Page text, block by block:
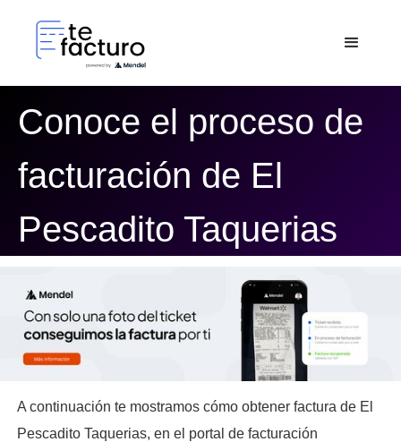
Conoce el proceso de
facturación de El
Pescadito Taquerias
A continuación te mostramos cómo obtener factura de El
Pescadito Taquerias, en el portal de facturación